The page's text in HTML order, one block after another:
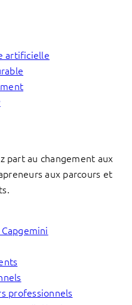
artificielle
part au changement aux
aux parcours et
professionnels